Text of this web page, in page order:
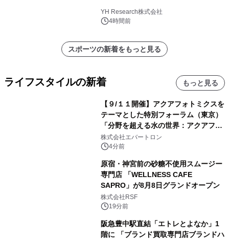
YH Research株式会社
4時間前
スポーツの新着をもっと見る
ライフスタイルの新着 もっと見る
【９/１１開催】アクアフォトミクスを
テーマとした特別フォーラム（東京）
「分野を超える水の世界：アクアフォ
トミクスが切り拓く新しい科学の地
平」を開催
株式会社エバートロン
4分前
原宿・神宮前の砂糖不使用スムージー
専門店 「WELLNESS CAFE
SAPRO」が8月8日グランドオープン
株式会社RSF
19分前
阪急豊中駅直結「エトレとよなか」1
階に 「ブランド買取専門店ブランドハ